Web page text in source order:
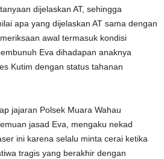
dijelaskan AT, sehingga
apa yang dijelaskan AT sama dengan
awal termasuk kondisi
Eva dihadapan anaknya
Kutim dengan status tahanan
Polsek Muara Wahau
jasad Eva, mengaku nekad
ini karena selalu minta cerai ketika
tragis yang berakhir dengan